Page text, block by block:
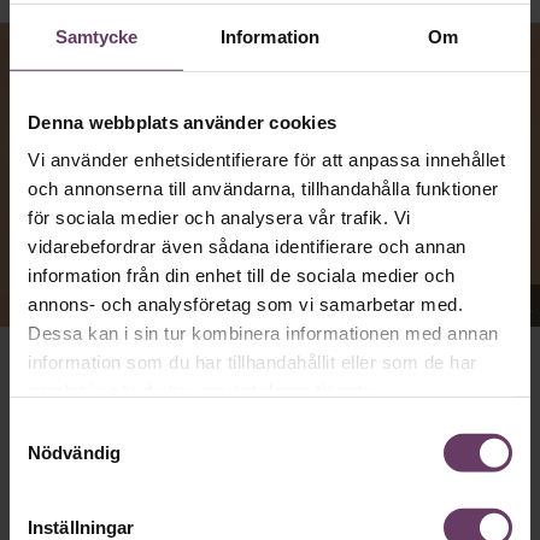
Samtycke Information Om
Denna webbplats använder cookies
Vi använder enhetsidentifierare för att anpassa innehållet
och annonserna till användarna, tillhandahålla funktioner
för sociala medier och analysera vår trafik. Vi
vidarebefordrar även sådana identifierare och annan
information från din enhet till de sociala medier och
annons- och analysföretag som vi samarbetar med.
Dessa kan i sin tur kombinera informationen med annan
information som du har tillhandahållit eller som de har
Nödvändig
Inställningar
Appen Sinceerly imiterar vd:ars kortfattade språk.
VD:AR KAN VARA SVÅRAatt nå och besvarar inte alltid
Harvard Business School kom på ett trick: Han skapade
en app som imiterar toppchefernas sätt att skriva, med
meddelanden bestående av en enda rad.